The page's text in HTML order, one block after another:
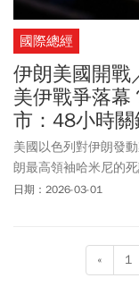
國際總經
伊朗美國開戰
美伊戰爭落幕
市：48小時
美國以色列對伊朗發
朗最高領袖哈米尼的
報導，伊朗最高領袖
伊朗政權更迭，川普
的」，呼籲伊朗民眾
日期：2026-03-01
« 1